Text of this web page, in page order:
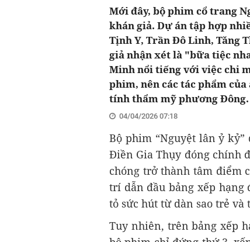
Mới đây, bộ phim cổ trang
khán giả. Dự án tập hợp
Tịnh Y, Trần Đô Linh, Tăng
giả nhận xét là "bữa tiệc
Minh nổi tiếng với việc chi
phim, nên các tác phẩm
tính thẩm mỹ phương Đông.
04/04/2026 07:18
Bộ phim “Nguyệt lân ỷ
Điền Gia Thụy đóng chính
chóng trở thành tâm điểm
trí dẫn đầu bảng xếp hạng
tỏ sức hút từ dàn sao trẻ và
Tuy nhiên, trên bảng xếp